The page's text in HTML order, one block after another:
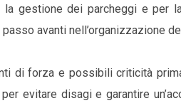
gestione dei parcheggi e per
avanti nell’organizzazione
di forza e possibili criticità
evitare disagi e garantire